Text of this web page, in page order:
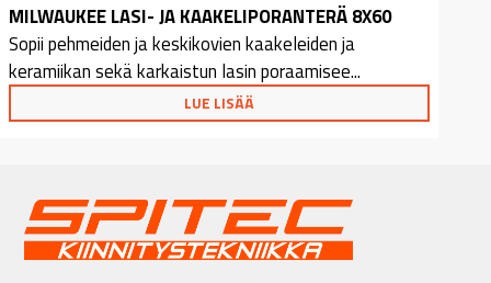
MILWAUKEE LASI- JA KAAKELIPORANTERÄ 8X60
Sopii pehmeiden ja keskikovien kaakeleiden ja
keramiikan sekä karkaistun lasin poraamisee...
LUE LISÄÄ